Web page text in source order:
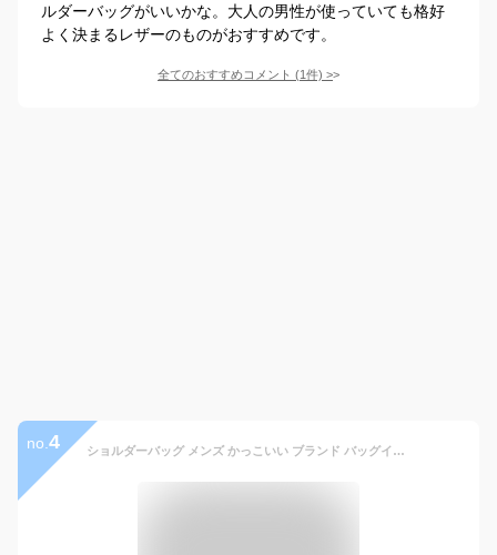
ルダーバッグがいいかな。大人の男性が使っていても格好
よく決まるレザーのものがおすすめです。
全てのおすすめコメント (1件) >
no. 4 ショルダーバッグ メンズ かっこいい ブランド バッグインバッグ 大人 トートバッグ 人気 大きめ レザー 秋 軽い 軽量 春 縦型 50代 ハイ ボディバッグ 斜めがけ 2WAY 40代 ナイロン A4 鞄 60代 30代 黒 夏 小さめ 冬 多収納 革 おしゃれ ランキング ブランド bag-349